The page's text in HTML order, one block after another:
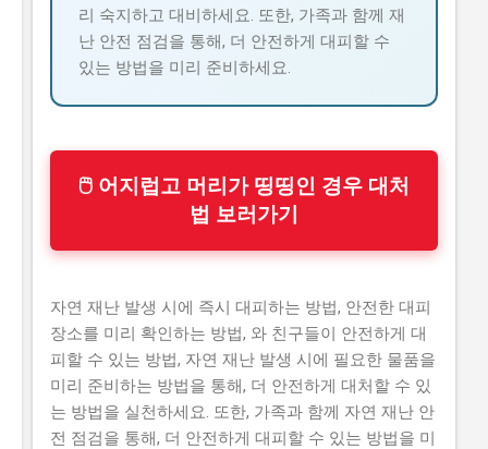
리 숙지하고 대비하세요. 또한, 가족과 함께 재
난 안전 점검을 통해, 더 안전하게 대피할 수
있는 방법을 미리 준비하세요.
🖱 어지럽고 머리가 띵띵인 경우 대처
법 보러가기
자연 재난 발생 시에 즉시 대피하는 방법, 안전한 대피
장소를 미리 확인하는 방법, 와 친구들이 안전하게 대
피할 수 있는 방법, 자연 재난 발생 시에 필요한 물품을
미리 준비하는 방법을 통해, 더 안전하게 대처할 수 있
는 방법을 실천하세요. 또한, 가족과 함께 자연 재난 안
전 점검을 통해, 더 안전하게 대피할 수 있는 방법을 미